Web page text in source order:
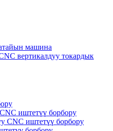
машина
вертикалдуу токардык
иштетүү борбору
CNC иштетүү борбору